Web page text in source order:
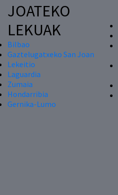
JOATEKO
LEKUAK
Bilbao
Gaztelugatxeko San Joan
Lekeitio
Laguardia
Zumaia
Hondarribia
Gernika-Lumo